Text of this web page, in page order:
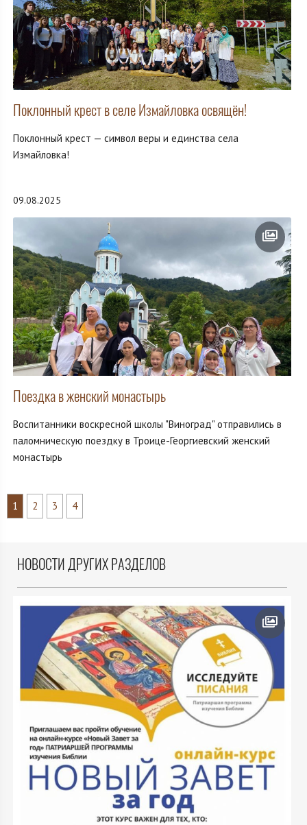
Поклонный крест в селе Измайловка освящён!
Поклонный крест — символ веры и единства села
Измайловка!
09.08.2025
Поездка в женский монастырь
Воспитанники воскресной школы "Виноград" отправились в
паломническую поездку в Троице-Георгиевский женский
монастырь
1 2 3 4
НОВОСТИ ДРУГИХ РАЗДЕЛОВ